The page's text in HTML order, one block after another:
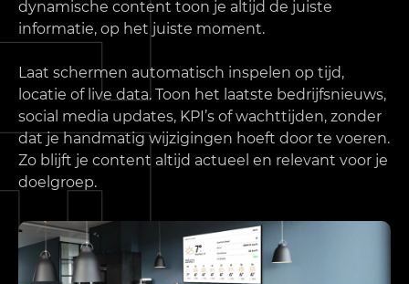
dynamische content toon je altijd de juiste
informatie, op het juiste moment.
Laat schermen automatisch inspelen op tijd,
locatie of live data. Toon het laatste bedrijfsnieuws,
social media updates, KPI’s of wachttijden, zonder
dat je handmatig wijzigingen hoeft door te voeren.
Zo blijft je content altijd actueel en relevant voor je
doelgroep.